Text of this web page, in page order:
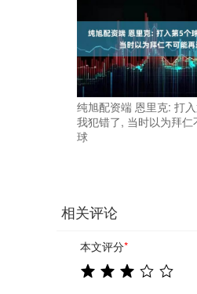
纯旭配资端 恩里克: 打
我犯错了, 当时以为拜仁
球
相关评论
本文评分*